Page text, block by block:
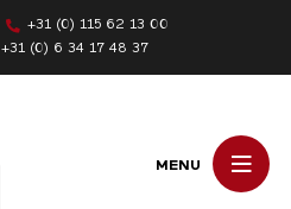
+31 (0) 115 62 13 00
+31 (0) 6 34 17 48 37
MENU